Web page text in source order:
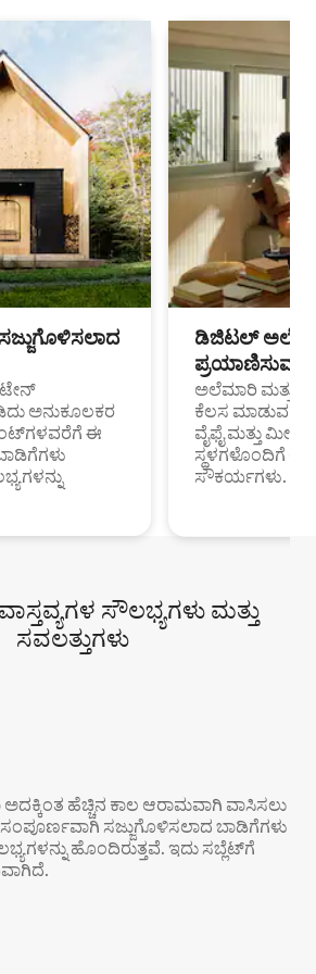
ಅನುಕೂಲಕರ
ಈ
ಡಿಜಿಟಲ್
ಪ್ರಯಾಣಿಸುವ
ಅಲೆಮಾರಿ ಮತ್ತು
ಕೆಲಸ ಮಾಡುವ
ವೈಫೈ ಮತ್ತು
ಸ್ಥಳಗಳೊಂದಿಗೆ
ಸೌಕರ್ಯಗಳು.
ಸೌಲಭ್ಯಗಳು ಮತ್ತು
ಸವಲತ್ತುಗಳು
ಹೆಚ್ಚಿನ ಕಾಲ ಆರಾಮವಾಗಿ ವಾಸಿಸಲು
ಸಜ್ಜುಗೊಳಿಸಲಾದ ಬಾಡಿಗೆಗಳು
ಹೊಂದಿರುತ್ತವೆ. ಇದು ಸಬ್ಲೆಟ್‌ಗೆ